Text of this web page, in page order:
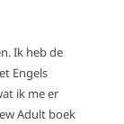
Ik heb de
Engels
ik me er
Adult boek